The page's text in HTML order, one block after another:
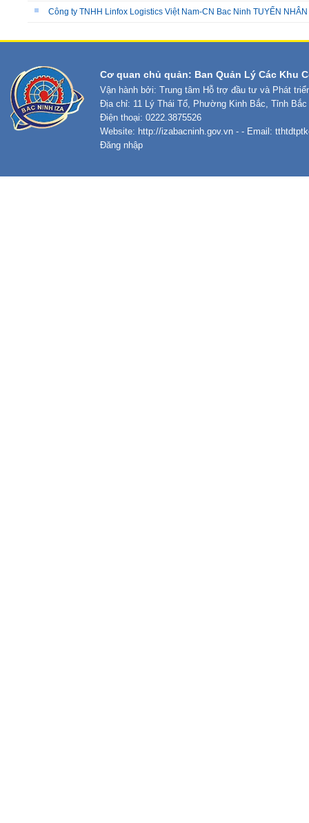
Công ty TNHH Linfox Logistics Việt Nam-CN Bac Ninh TUYỂN NHÂN
Cơ quan chủ quản: Ban Quản Lý Các Khu
Vận hành bởi: Trung tâm Hỗ trợ đầu tư và Phát
Địa chỉ: 11 Lý Thái Tổ, Phường Kinh Bắc, Tỉnh Bắc
Điện thoại: 0222.3875526
Website: http://izabacninh.gov.vn - - Email:
Đăng nhập